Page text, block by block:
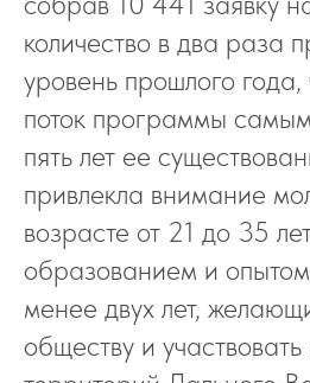
количество в два раза
уровень прошлого года,
поток программы
пять лет ее
привлекла внимание
возрасте от 21 до 35
образованием и
менее двух лет,
обществу и